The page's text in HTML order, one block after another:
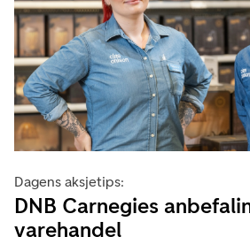
Dagens aksjetips:
DNB Carnegies
varehandel